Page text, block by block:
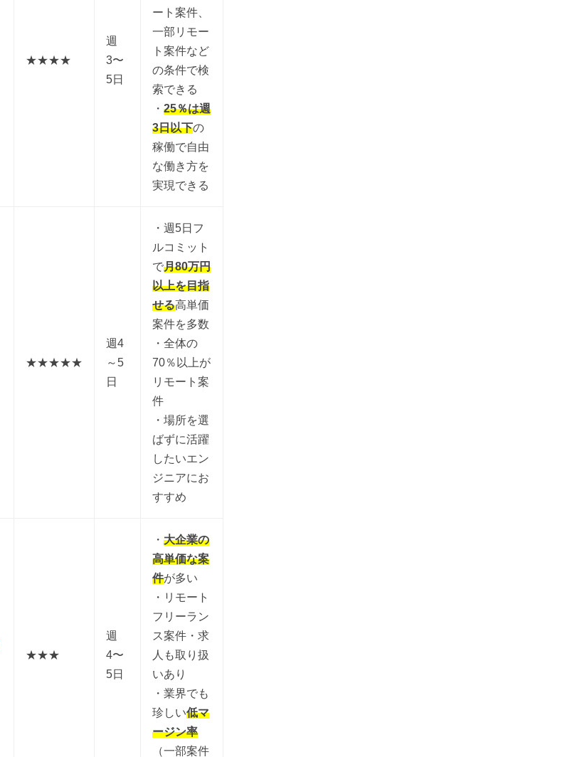
★★★★
週
3〜
5日
ート案件、
一部リモー
ト案件など
の条件で検
索できる
・ 25％は週
3日以下の
稼働で自由
な働き方を
実現できる
★★★★★
週4
～5
日
・週5日フ
ルコミット
で月80万円
以上を目指
せる高単価
案件を多数
・全体の
70％以上が
リモート案
件
・場所を選
ばずに活躍
したいエン
ジニアにお
すすめ
★★★
週
4〜
5日
・ 大企業の
高単価な案
件が多い
・リモート
フリーラン
ス案件・求
人も取り扱
いあり
・業界でも
珍しい低マ
ージン率
（一部案件